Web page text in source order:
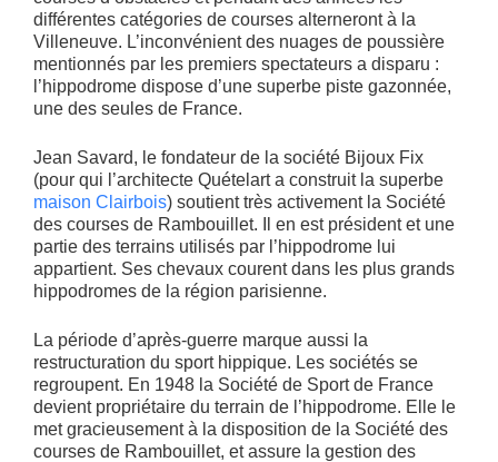
différentes catégories de courses alterneront à la
Villeneuve. L’inconvénient des nuages de poussière
mentionnés par les premiers spectateurs a disparu :
l’hippodrome dispose d’une superbe piste gazonnée,
une des seules de France.
Jean Savard, le fondateur de la société Bijoux Fix
(pour qui l’architecte Quételart a construit la superbe
maison Clairbois) soutient très activement la Société
des courses de Rambouillet. Il en est président et une
partie des terrains utilisés par l’hippodrome lui
appartient. Ses chevaux courent dans les plus grands
hippodromes de la région parisienne.
La période d’après-guerre marque aussi la
restructuration du sport hippique. Les sociétés se
regroupent. En 1948 la Société de Sport de France
devient propriétaire du terrain de l’hippodrome. Elle le
met gracieusement à la disposition de la Société des
courses de Rambouillet, et assure la gestion des